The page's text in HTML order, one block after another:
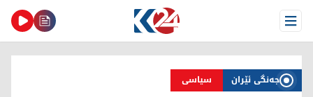
Open Menu
جەنگی ئێران سیاسی